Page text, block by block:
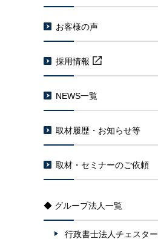
お客様の声
採用情報
NEWS一覧
取材履歴・お知らせ等
取材・セミナーのご依頼
◆ グループ法人一覧
行政書士法人チェスター